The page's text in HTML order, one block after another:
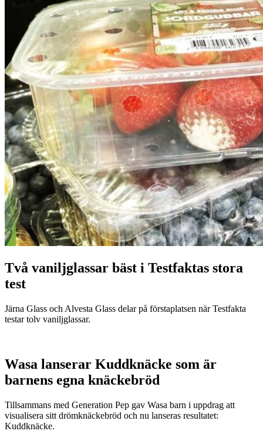
Två vaniljglassar bäst i Testfaktas stora
test
Järna Glass och Alvesta Glass delar på förstaplatsen när Testfakta
testar tolv vaniljglassar.
Wasa lanserar Kuddknäcke som är
barnens egna knäckebröd
Tillsammans med Generation Pep gav Wasa barn i uppdrag att
visualisera sitt drömknäckebröd och nu lanseras resultatet:
Kuddknäcke.